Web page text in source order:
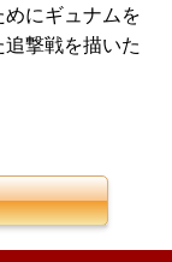
にギュナムを
撃戦を描いた